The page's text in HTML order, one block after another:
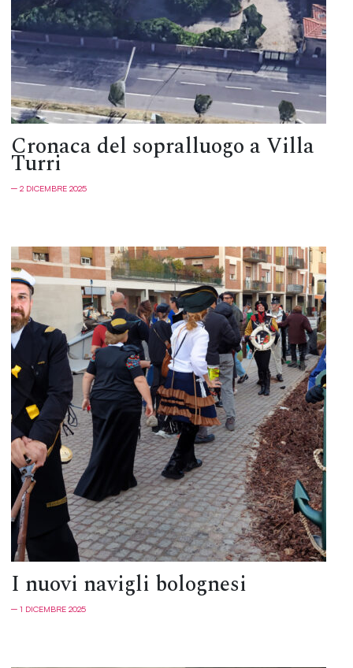
Cronaca del sopralluogo a Villa
Turri
─ 2 DICEMBRE 2025
I nuovi navigli bolognesi
─ 1 DICEMBRE 2025